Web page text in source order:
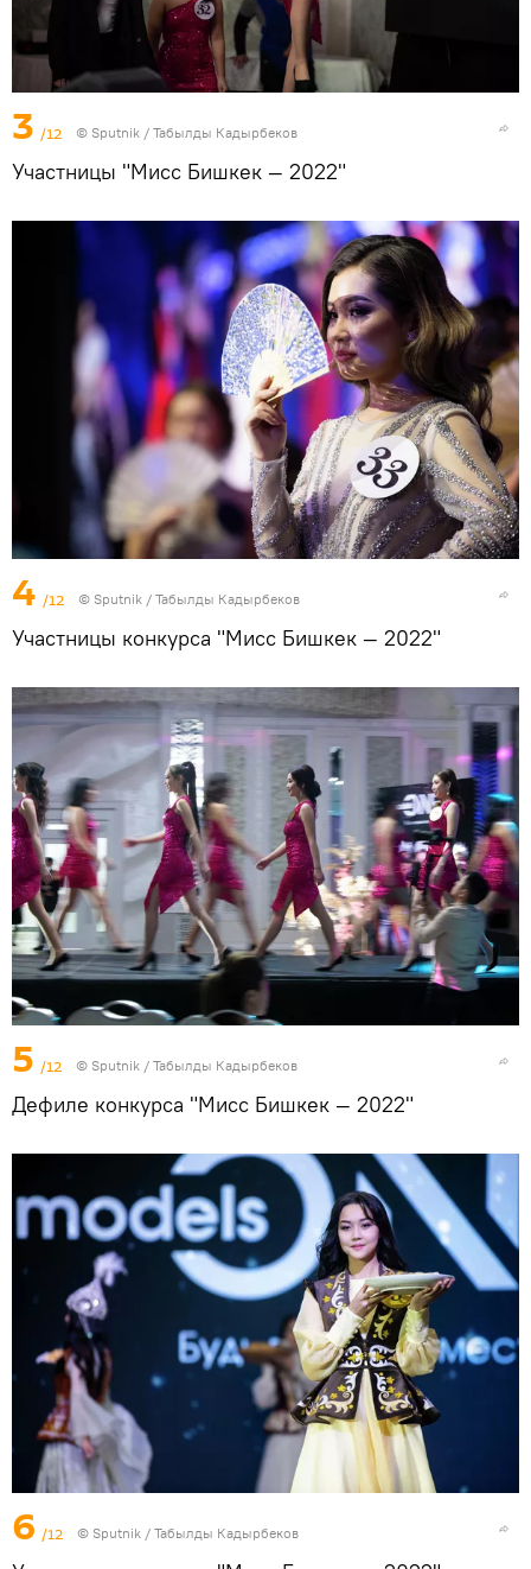
3 /12 © Sputnik / Табылды Кадырбеков
Участницы "Мисс Бишкек — 2022"
4 /12 © Sputnik / Табылды Кадырбеков
Участницы конкурса "Мисс Бишкек — 2022"
5 /12 © Sputnik / Табылды Кадырбеков
Дефиле конкурса "Мисс Бишкек — 2022"
6 /12 © Sputnik / Табылды Кадырбеков